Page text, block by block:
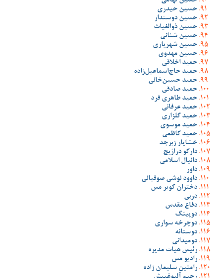
حسین حیدری
حسین دوستدار
حسین ذوالغیاث
حسین شنانی
حسین شهریاری
حسین مهدوی
حمید اخلاقی
حمید حاج‌اسماعیل‌زاده
حمید حسین‌خانی
حمید صادقی
حمید طاهری فرد
حمید عرفانی
حمید گلزاری
حمید موسوی
حمید کاظمی
خشایار زبرجد
دارکو دراژیچ
دانیال اسلامی
داور
داوود نوشی صوفیانی
دختران کویر مس
دربی
دفاع مقدس
دوپینگ
دوچرخه سواری
دوستانه
دومیدانی
رئیس هیات مدیره
رادیو مس
رامتین سلیمان زاده